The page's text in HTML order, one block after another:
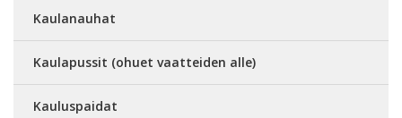
Kaulanauhat
Kaulapussit (ohuet vaatteiden alle)
Kauluspaidat